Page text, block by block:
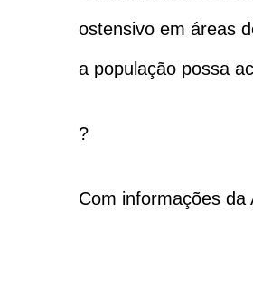
ostensivo em áreas
a população possa
?
Com informações da